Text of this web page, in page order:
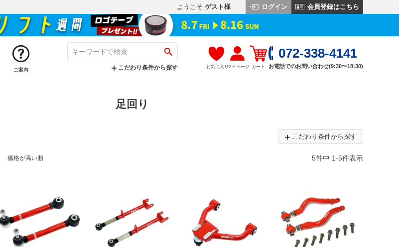
ようこそ ゲスト様 ログイン 会員登録はこちら
ご案内 こだわり条件から探す お気に入りマイページ カート
072-338-4141
お電話でのお問い合わせ(9:30〜18:30)
足回り
こだわり条件から探す
価格が高い順 5件中 1-5件表示